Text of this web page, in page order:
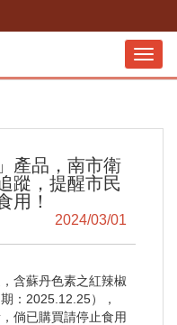
產品，南市衛
蹤，提醒市民
用！
2024/03/01
含蘇丹色素之紅辣椒
：2025.12.25），
倘已購買請停止食用